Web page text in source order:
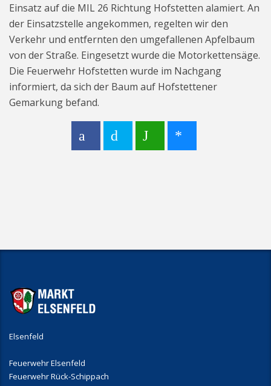
Einsatz auf die MIL 26 Richtung Hofstetten alamiert. An
der Einsatzstelle angekommen, regelten wir den
Verkehr und entfernten den umgefallenen Apfelbaum
von der Straße. Eingesetzt wurde die Motorkettensäge.
Die Feuerwehr Hofstetten wurde im Nachgang
informiert, da sich der Baum auf Hofstettener
Gemarkung befand.
Elsenfeld
Feuerwehr Elsenfeld
Feuerwehr Rück-Schippach